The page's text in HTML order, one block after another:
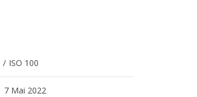
/ ISO 100
7 Mai 2022